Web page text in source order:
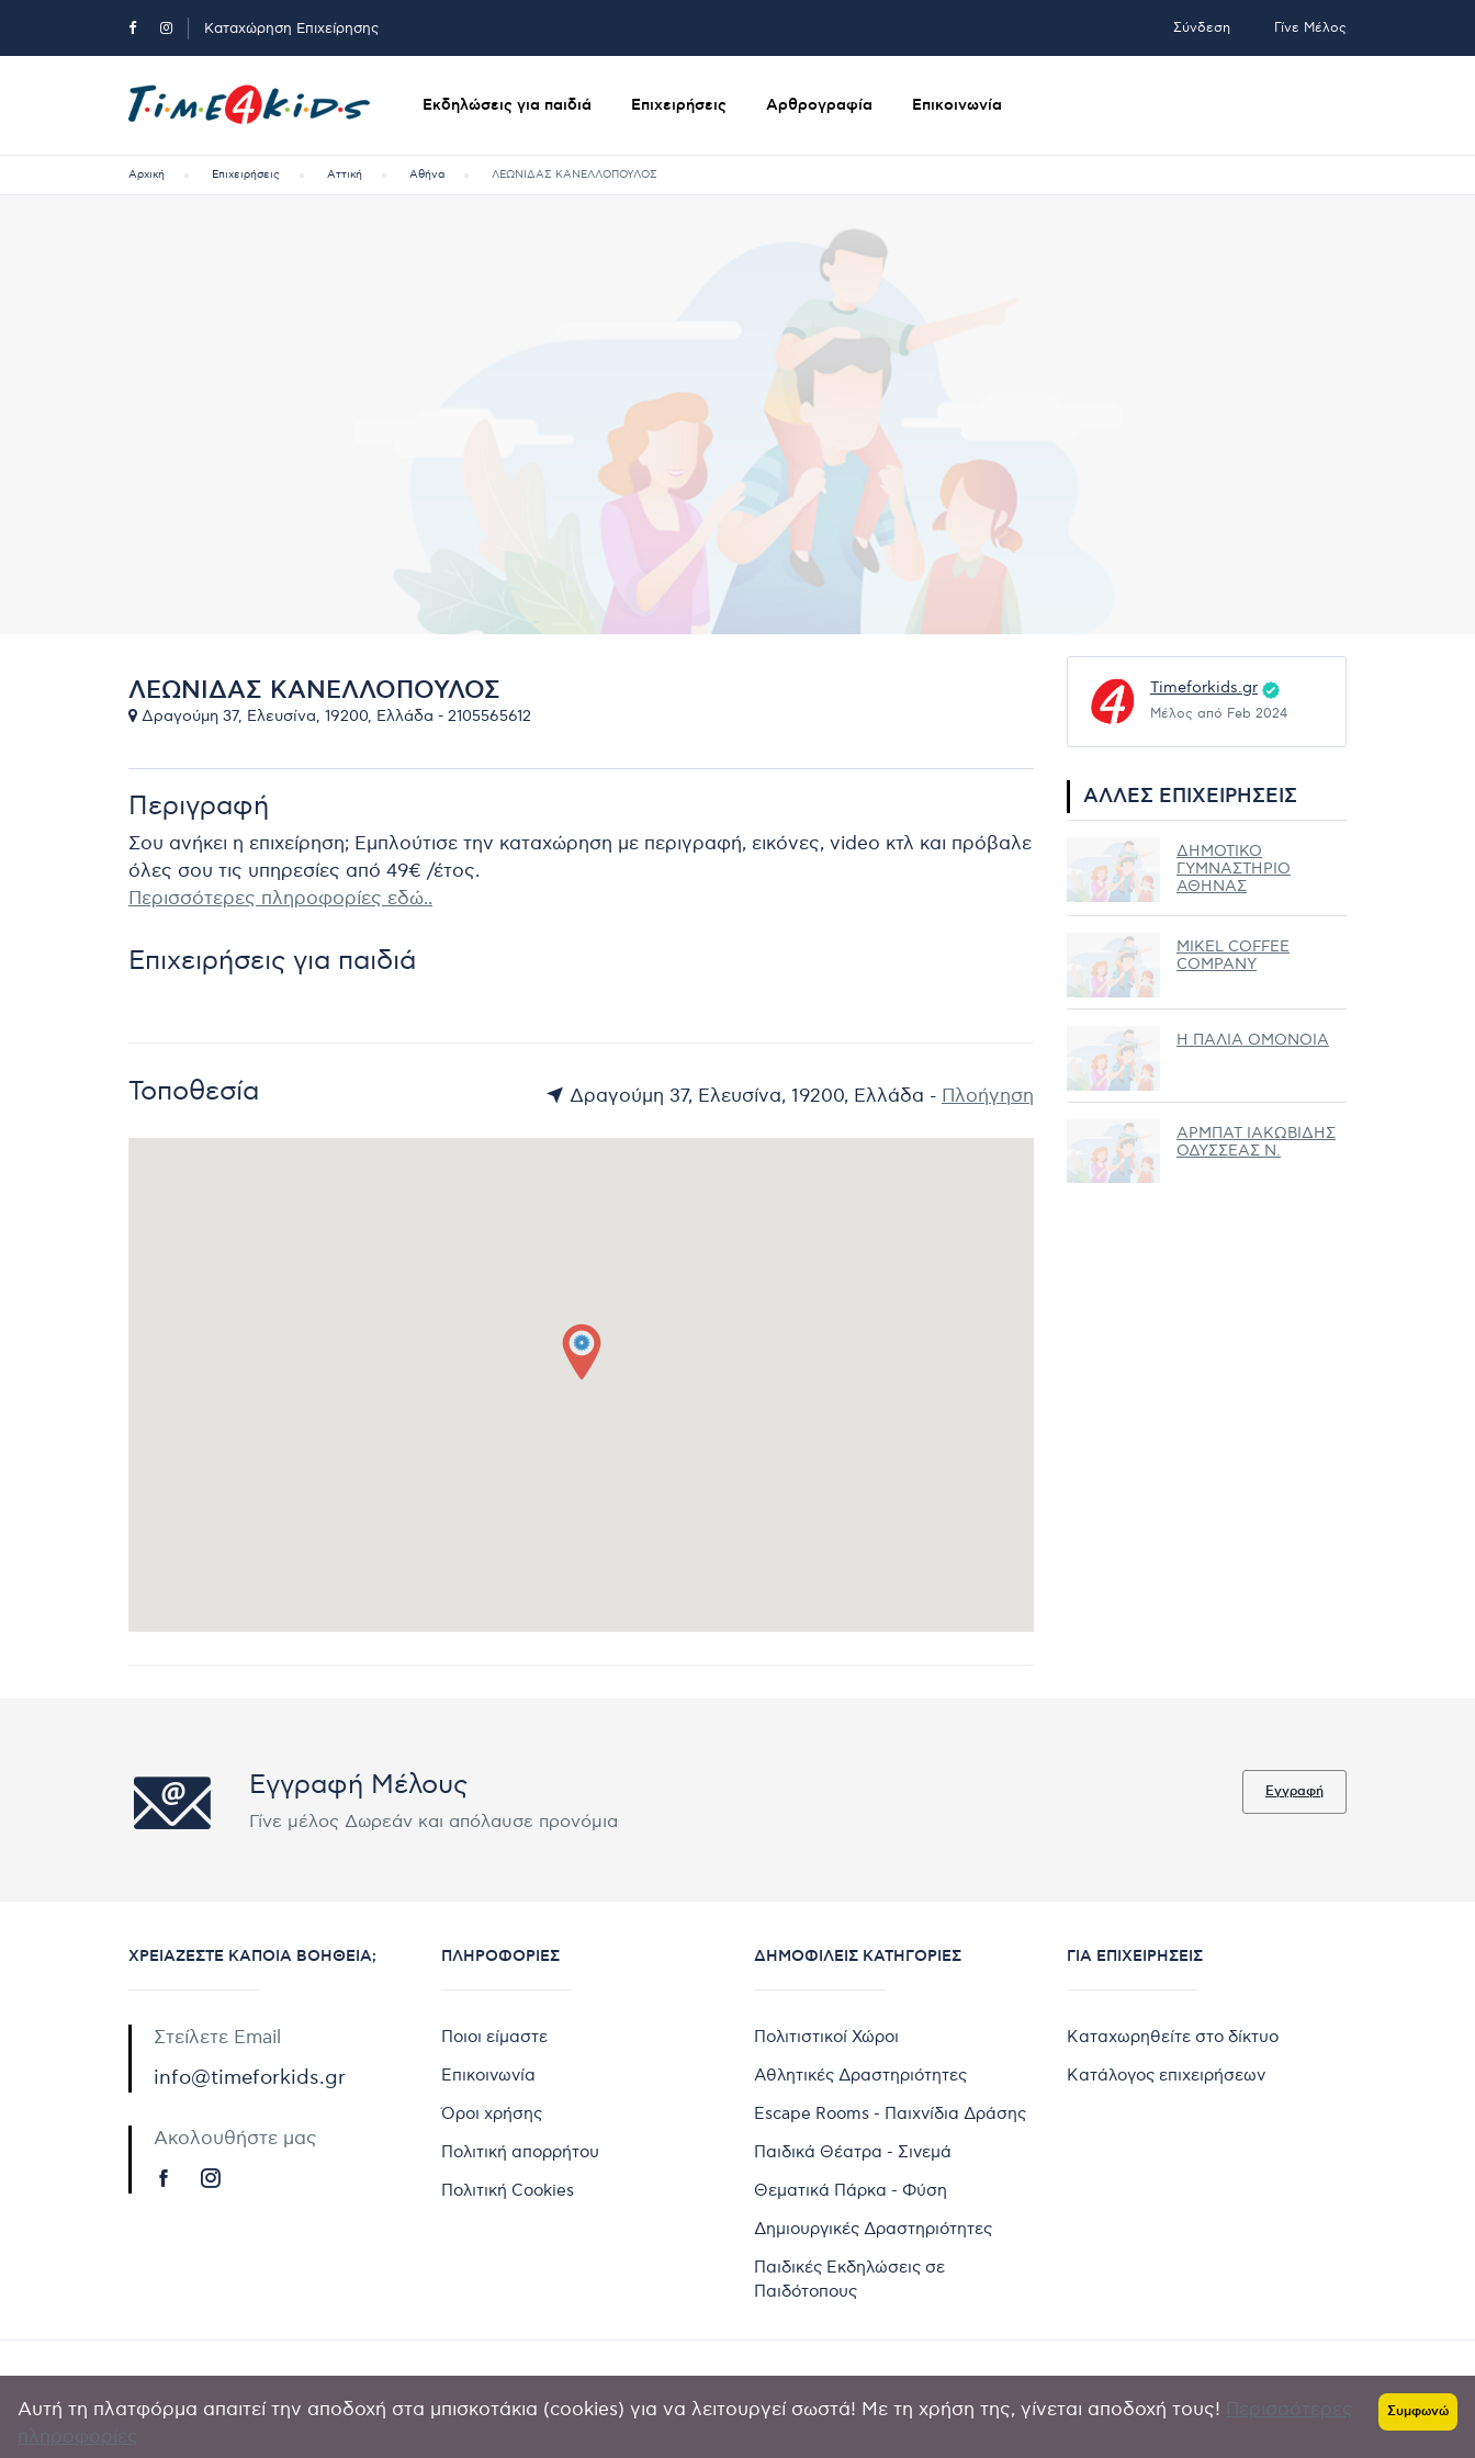
Καταχώρηση Επιχείρησης Σύνδεση Γίνε Μέλος
Εκδηλώσεις για παιδιά Επιχειρήσεις Αρθρογραφία Επικοινωνία
Αρχική Επιχειρήσεις Αττική Αθήνα ΛΕΩΝΙΔΑΣ ΚΑΝΕΛΛΟΠΟΥΛΟΣ
ΛΕΩΝΙΔΑΣ ΚΑΝΕΛΛΟΠΟΥΛΟΣ
Δραγούμη 37, Ελευσίνα, 19200, Ελλάδα - 2105565612
Περιγραφή
Σου ανήκει η επιχείρηση; Εμπλούτισε την καταχώρηση με περιγραφή, εικόνες, video κτλ και πρόβαλε
όλες σου τις υπηρεσίες από 49€ /έτος.
Περισσότερες πληροφορίες εδώ..
Επιχειρήσεις για παιδιά
Τοποθεσία Δραγούμη 37, Ελευσίνα, 19200, Ελλάδα - Πλοήγηση
Timeforkids.gr
Μέλος από Feb 2024
ΆΛΛΕΣ ΕΠΙΧΕΙΡΉΣΕΙΣ
ΔΗΜΟΤΙΚΟ
ΓΥΜΝΑΣΤΗΡΙΟ
ΑΘΗΝΑΣ
MIKEL COFFEE
COMPANY
Η ΠΑΛΙΑ ΟΜΟΝΟΙΑ
ΑΡΜΠΑΤ ΙΑΚΩΒΙΔΗΣ
ΟΔΥΣΣΕΑΣ Ν.
Εγγραφή Μέλους
Γίνε μέλος Δωρεάν και απόλαυσε προνόμια
Εγγραφή
ΧΡΕΙΆΖΕΣΤΕ ΚΆΠΟΙΑ ΒΟΉΘΕΙΑ;
Στείλετε Email
info@timeforkids.gr
Ακολουθήστε μας
ΠΛΗΡΟΦΟΡΊΕΣ
Ποιοι είμαστε
Επικοινωνία
Όροι χρήσης
Πολιτική απορρήτου
Πολιτική Cookies
ΔΗΜΟΦΙΛΕΊΣ ΚΑΤΗΓΟΡΊΕΣ
Πολιτιστικοί Χώροι
Αθλητικές Δραστηριότητες
Escape Rooms - Παιχνίδια Δράσης
Παιδικά Θέατρα - Σινεμά
Θεματικά Πάρκα - Φύση
Δημιουργικές Δραστηριότητες
Παιδικές Εκδηλώσεις σε
Παιδότοπους
ΓΙΑ ΕΠΙΧΕΙΡΉΣΕΙΣ
Καταχωρηθείτε στο δίκτυο
Κατάλογος επιχειρήσεων
Copyright © 2024 by Goldensites Πολιτική απορρήτου-
Αυτή τη πλατφόρμα απαιτεί την αποδοχή στα μπισκοτάκια (cookies) για να λειτουργεί σωστά! Με τη χρήση της, γίνεται αποδοχή τους! Συμφωνώ